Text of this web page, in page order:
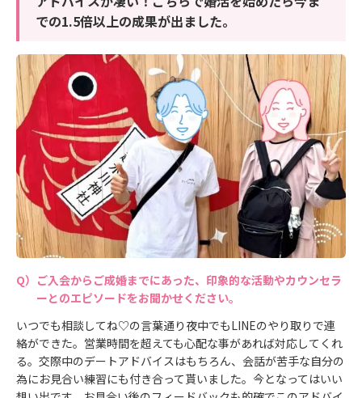
での1.5倍以上の成果が出ました。
ご入会からご成婚までにあった、印象的な活動やカウンセラ
ーとのエピソードをお聞かせください。
いつでも相談してね♡の言葉通り夜中でもLINEのやり取りで連
絡ができた。営業時間を超えても心配な事があれば対応してくれ
る。交際中のデートアドバイスはもちろん、会話が苦手な自分の
為にお見合い練習にも付き合って貰いました。今となってはいい